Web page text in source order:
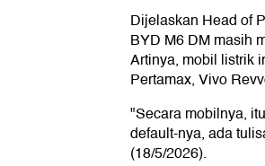
Dijelaskan Head of
BYD M6 DM masih
Artinya, mobil listrik
Pertamax, Vivo
"Secara mobilnya,
default-nya, ada
(18/5/2026).